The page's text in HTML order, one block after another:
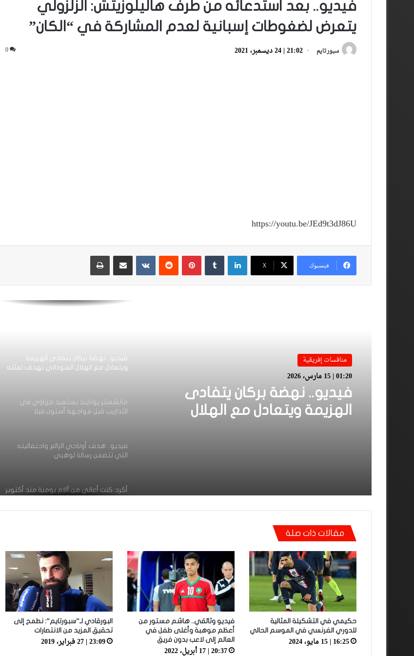
فيديو.. بعد استدعائه من طرف هاليلوزيتش: الزلزولي
يتعرض لضغوطات إسبانية لعدم المشاركة في “الكان”
سبورتايم 21:02 | 24 ديسمبر، 2021 0
https://youtu.be/JEd9t3dJ86U
فيسبوك ‫X
لينكدإن بينتيريست مشاركة عبر البريد طباعة
منافسات إفريقية
01:20 | 15 مارس، 2026
فيديو.. نهضة بركان يتفادى
الهزيمة ويتعادل مع الهلال
رقم مميز جديد لحكيمي في دوري أبطال
فيديو.. نهضة بركان يتفادى الهزيمة
ويتعادل مع الهلال السوداني بهدف لمثله
مانشستر يونايتد يستعيد مزراوي في
التداريب قبل مواجهة أستون فيلا
فيديو.. هدف أوناحي الرائع واحتفاليته
التي تتضمن رسالة لوهبي
أكرد: كنت أعاني من آلام يومية منذ أكتوبر
للمنتخب الوطني
أسامة طنان يبرز ضمن قائمة نجوم كبار
الدوري القطري
عدلي يواصل التألق رفقة فريقه بورنموث
الأنجليزي
مقالات ذات صلة
حكيمي في التشكيلة المثالية
للدوري الفرنسي في الموسم الحالي
16:25 | 15 مايو، 2024
فيديو وثائقي.. هاشم مستور من
أعظم موهبة وأغلى طفل في
العالم إلى لاعب بدون فريق
20:37 | 17 أبريل، 2022
البورقادي لـ”سبورتايم”: نطمح إلى
تحقيق المزيد من الانتصارات
23:09 | 27 فبراير، 2019